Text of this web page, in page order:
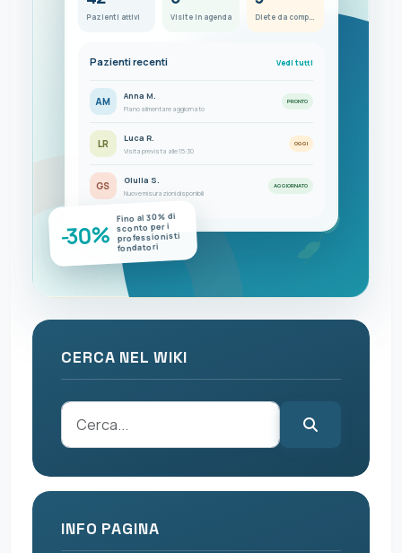
Pazienti attivi Visite in agenda Diete da completare
Pazienti recenti Vedi tutti
AM Anna M.
Piano alimentare aggiornato
PRONTO
LR Luca R.
Visita prevista alle 15:30
OGGI
GS Giulia S.
Nuove misurazioni disponibili
AGGIORNATO
-30%
Fino al 30% di
sconto per i
professionisti
fondatori
CERCA NEL WIKI
INFO PAGINA